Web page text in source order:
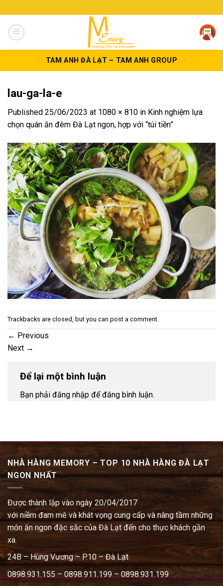
to
content
TAM ANH ĐÀ LẠT – TAM ANH GROUP
lau-ga-la-e
Published 25/06/2023 at 1080 × 810 in Kinh nghiệm lựa
chọn quán ăn đêm Đà Lạt ngon, hợp với “túi tiền”
Trackbacks are closed, but you can post a comment.
← Previous
Next →
Để lại một bình luận
Bạn phải đăng nhập để đăng bình luận.
NHÀ HÀNG MEMORY – TOP 10 NHÀ HÀNG ĐÀ LẠT
NGON NHẤT
Được thành lập vào ngày 20/04/2017
với niềm đam mê và khát vọng cung cấp và nâng tầm những
món ăn ngon đặc sắc của Đà Lạt đến cho thực khách gần
xa.
24B – Hùng Vương – P.10 – Đà Lạt
0898.931.155 – 0898.911.199 – 0898.931.199